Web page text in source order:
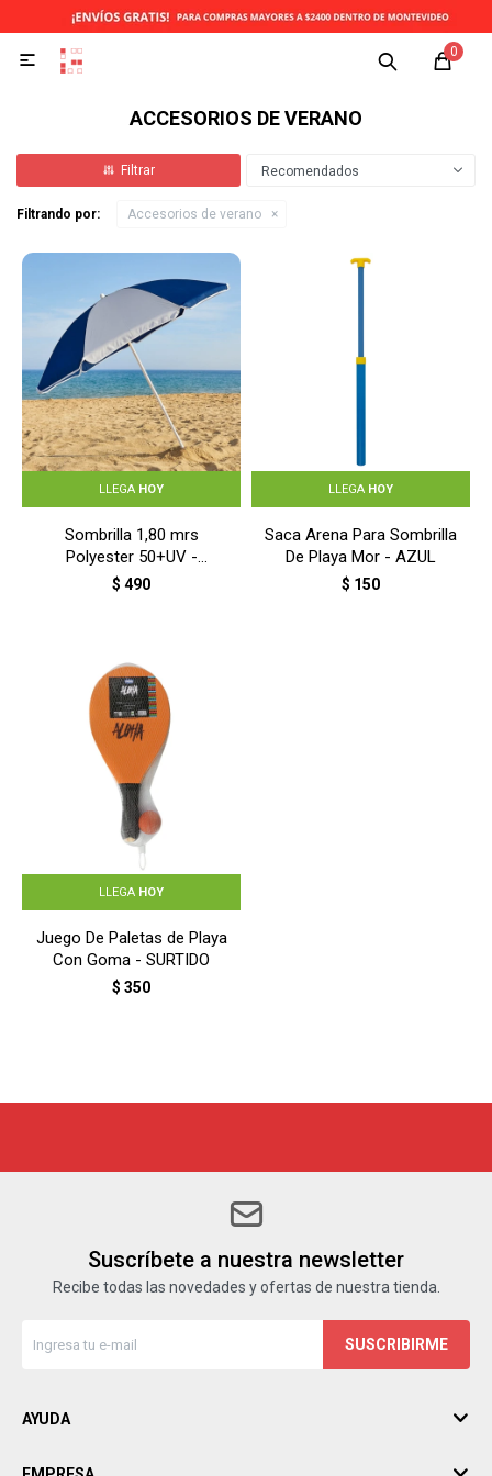
0

ACCESORIOS DE VERANO
Recomendados
Filtrando por: Accesorios de verano
LLEGA HOY
Sombrilla 1,80 mrs
Polyester 50+UV -
AZUL/BLANCO
$ 490
LLEGA HOY
Saca Arena Para Sombrilla
De Playa Mor - AZUL
$ 150
LLEGA HOY
Juego De Paletas de Playa
Con Goma - SURTIDO
$ 350
Suscríbete a nuestra newsletter
Recibe todas las novedades y ofertas de nuestra tienda.
SUSCRIBIRME
AYUDA